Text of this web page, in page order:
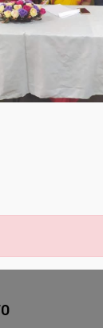
সাফল্যের স্মৃতি